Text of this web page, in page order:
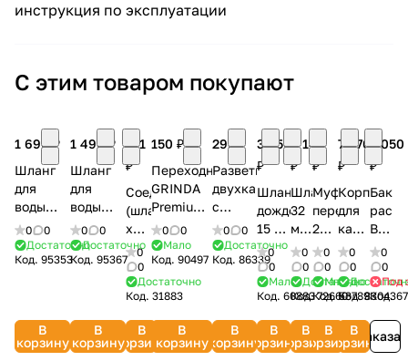
инструкция по эксплуатации
С этим товаром покупают
1 690 ₽
Шланг
для
воды
садовый
25 м,
3/4''
ELEMENTI
Acquamarina
0
0
Достаточно
Код. 95353
В
корзину
1 490 ₽
Шланг
для
воды
растягивающийся
23 м
(латекс,
поливочный
пистолет)
ELEMENTI
244-865
0
0
Достаточно
Код. 95367
В
корзину
211
₽
Соединитель
(шланг-
хомут)
1/2''
4250-
55224С
0
0
Достаточно
Код.31883
В
корзину
150 ₽
Переходник
GRINDA
Premium
TW-1,
ударопрочная
пластмасса
с TPR,
штуцерный
ProLine
8-
0
0
Мало
Код.90497
В
корзину
295 ₽
Разветвитель
двухканальный
с
внутренней
резьбой
3/4''-1''
PALISAD
0
0
Достаточно
Код.86339
В
корзину
3 050
₽
Шланг-
дождеватель
15 м
Arroseur
Tricoflex
HOZELOCK
068777
0
0
Мало
Код. 60883
В
корзину
4 140
₽
Шланг
32
мм
х
15
м
"УЖ"
ДЖИЛЕКС
9812
0
0
Достаточно
Код.72660
В
корзину
67
₽
Муфта
переходная
20х3/4''
П
ДЖИЛЕКС
9119
0
0
Много
Код.53789
В
корзину
7 070
₽
Корпус
для
фильтра
1 М
T3
ДЖИЛЕКС
9096
0
0
Код.83043
В
корзину
2 050
₽
Бак
В
10
7810
0
0
Под
Код.